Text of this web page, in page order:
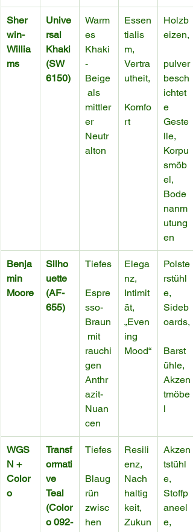
Sher
win-
Willia
ms
Unive
rsal
Khaki
(SW
6150)
Warm
es
Khaki
-
Beige
als
mittler
er
Neutr
alton
Essen
tialis
m,
Vertra
utheit,
Komfo
rt
Holzb
eizen,
pulver
besch
ichtet
e
Geste
lle,
Korpu
smöb
el,
Bode
nanm
utung
en
Benja
min
Moore
Silho
uette
(AF-
655)
Tiefes
Espre
sso-
Braun
mit
rauchi
gen
Anthr
azit-
Nuan
cen
Elega
nz,
Intimit
ät,
„Even
ing
Mood“
Polste
rstühl
e,
Sideb
oards,
Barst
ühle,
Akzen
tmöbe
l
WGS
N +
Color
o
Transf
ormati
ve
Teal
(Color
o 092-
Tiefes
Blaug
rün
zwisc
hen
Resili
enz,
Nach
haltig
keit,
Zukun
Akzen
tstühl
e,
Stoffp
aneel
e,